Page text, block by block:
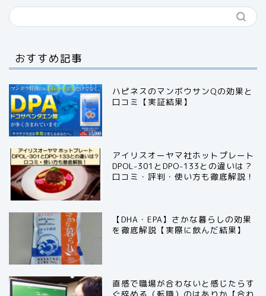
おすすめ記事
ハピネスのマンボウサンQの効果と
口コミ【実証結果】
アイリスオーヤマ社ホットプレート
DPOL-301とDPO-133との違いは？
口コミ・評判・使い方も徹底解説！
【DHA・EPA】さかな暮らしの効果
を徹底解説【実際に飲んだ結果】
直感で職場が合わないと感じたらす